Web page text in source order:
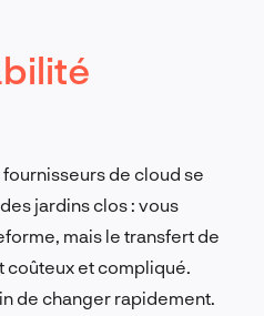
de cloud se
jardins clos : vous
mais le transfert de
et compliqué.
de changer rapidement.